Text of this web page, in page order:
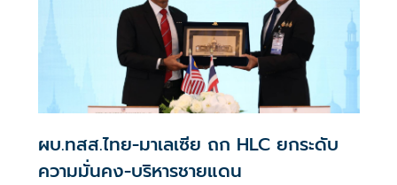
ผบ.ทสส.ไทย-มาเลเซีย ถก HLC ยกระดับ
ความมั่นคง-บริหารชายแดน